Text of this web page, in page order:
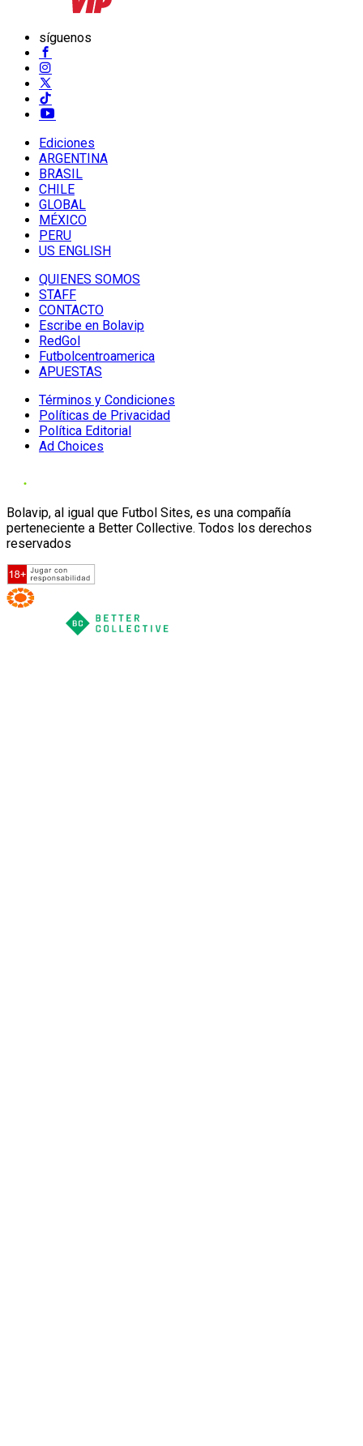
síguenos
Ediciones
ARGENTINA
BRASIL
CHILE
GLOBAL
MÉXICO
PERU
US ENGLISH
QUIENES SOMOS
STAFF
CONTACTO
Escribe en Bolavip
RedGol
Futbolcentroamerica
APUESTAS
Términos y Condiciones
Políticas de Privacidad
Política Editorial
Ad Choices
Bolavip, al igual que Futbol Sites, es una compañía
perteneciente a Better Collective. Todos los derechos
reservados